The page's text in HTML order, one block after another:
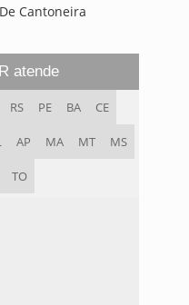
Cantoneira
atende
RS PE BA CE
AP MA MT MS
TO